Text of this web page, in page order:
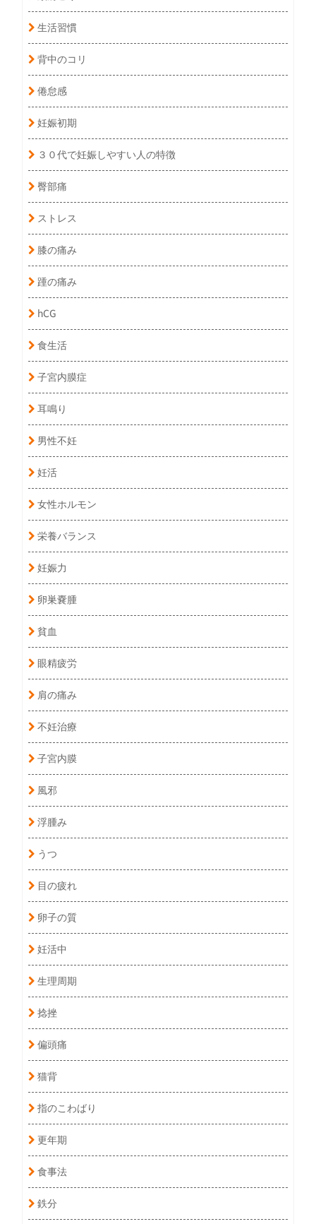
生活習慣
背中のコリ
倦怠感
妊娠初期
３０代で妊娠しやすい人の特徴
臀部痛
ストレス
膝の痛み
踵の痛み
hCG
食生活
子宮内膜症
耳鳴り
男性不妊
妊活
女性ホルモン
栄養バランス
妊娠力
卵巣嚢腫
貧血
眼精疲労
肩の痛み
不妊治療
子宮内膜
風邪
浮腫み
うつ
目の疲れ
卵子の質
妊活中
生理周期
捻挫
偏頭痛
猫背
指のこわばり
更年期
食事法
鉄分